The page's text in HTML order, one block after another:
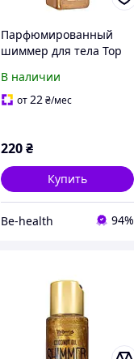
Парфюмированный
шиммер для тела Top
Бронзовый
В наличии
от22 ₴/мес
220 ₴
Купить
Be-health 94%